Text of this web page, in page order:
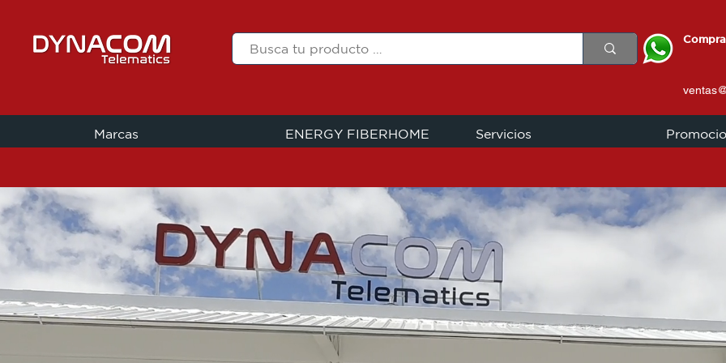
Marcas ENERGY FIBERHOME Servicios